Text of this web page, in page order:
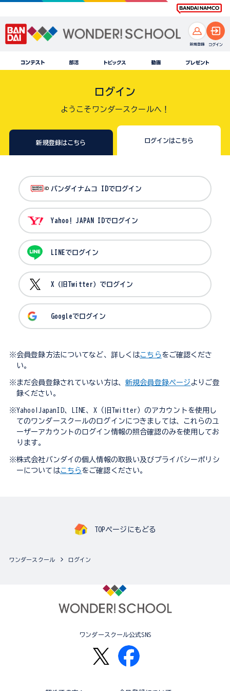
ログイン
ようこそワンダースクールへ！
新規登録はこちら ログインはこちら
バンダイナムコ IDでログイン
Yahoo! JAPAN IDでログイン
LINEでログイン
X（旧Twitter）でログイン
Googleでログイン
※会員登録方法についてなど、詳しくはこちら をご確認くださ
い。
※まだ会員登録されていない方は、 新規会員登録ページ よりご登
録ください。
※Yahoo!JapanID、LINE、X（旧Twitter）のアカウントを使用し
てのワンダースクールのログインにつきましては、これらのユ
ーザーアカウントのログイン情報の照合確認のみを使用してお
ります。
※株式会社バンダイの個人情報の取扱い及びプライバシーポリシ
ーについてはこちら をご確認ください。
TOPページにもどる
ワンダースクール ログイン
ワンダースクール公式SNS